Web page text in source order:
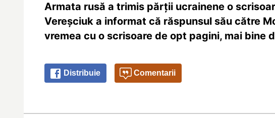
Armata rusă a trimis părţii ucrainene o
Vereşciuk a informat că răspunsul său către
vremea cu o scrisoare de opt pagini, mai bine
Distribuie Comentarii